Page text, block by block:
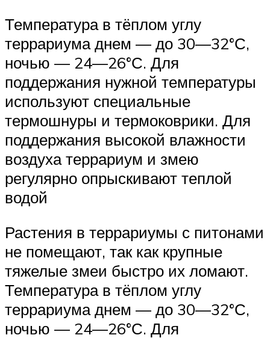
Температура в тёплом углу
террариума днем — до 30—32°С,
ночью — 24—26°С. Для
поддержания нужной температуры
используют специальные
термошнуры и термоковрики. Для
поддержания высокой влажности
воздуха террариум и змею
регулярно опрыскивают теплой
водой
Растения в террариумы с питонами
не помещают, так как крупные
тяжелые змеи быстро их ломают.
Температура в тёплом углу
террариума днем — до 30—32°С,
ночью — 24—26°С. Для